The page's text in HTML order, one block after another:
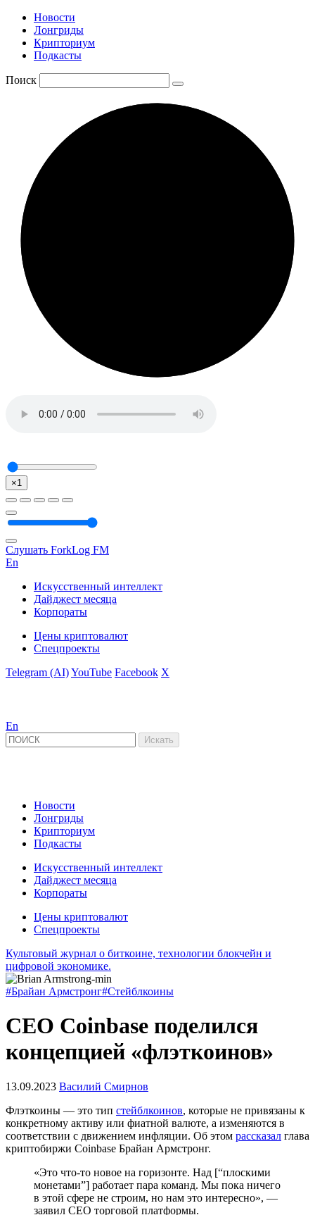
Новости
Лонгриды
Крипториум
Подкасты
Поиск
×1
Слушать ForkLog FM
En
Искусственный интеллект
Дайджест месяца
Корпораты
Цены криптовалют
Спецпроекты
Telegram (AI)YouTube Facebook X
En
Новости
Лонгриды
Крипториум
Подкасты
Искусственный интеллект
Дайджест месяца
Корпораты
Цены криптовалют
Спецпроекты
Культовый журнал о биткоине, технологии блокчейн и
цифровой экономике.
#Брайан Армстронг#Стейблкоины
CEO Coinbase поделился
концепцией «флэткоинов»
13.09.2023 Василий Смирнов
Флэткоины — это тип стейблкоинов, которые не привязаны к
конкретному активу или фиатной валюте, а изменяются в
соответствии с движением инфляции. Об этом рассказал глава
криптобиржи Coinbase Брайан Армстронг.
«Это что-то новое на горизонте. Над [“плоскими
монетами”] работает пара команд. Мы пока ничего
в этой сфере не строим, но нам это интересно», —
заявил CEO торговой платформы.